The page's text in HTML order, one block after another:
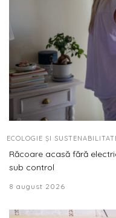
ECOLOGIE ȘI
Răcoare acasă fără
sub control
8 august 2026